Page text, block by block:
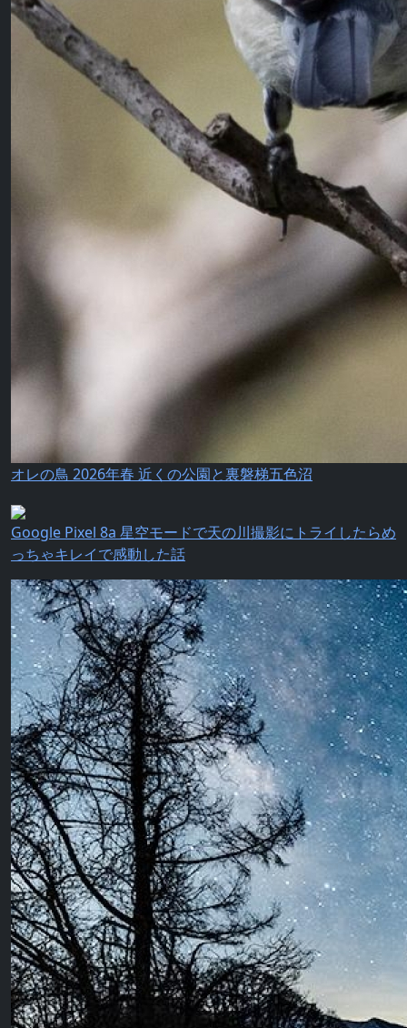
オレの鳥 2026年春 近くの公園と裏磐梯五色沼
Google Pixel 8a 星空モードで天の川撮影にトライしたらめ
っちゃキレイで感動した話